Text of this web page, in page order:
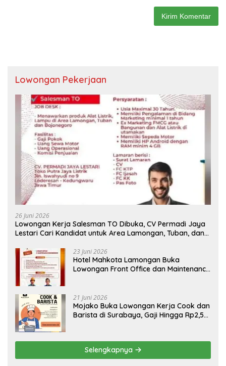
Lowongan Pekerjaan
26 Juni 2026
Lowongan Kerja Salesman TO Dibuka, CV Permadi Jaya
Lestari Cari Kandidat untuk Area Lamongan, Tuban, dan
23 Juni 2026
Hotel Mahkota Lamongan Buka
Lowongan Front Office dan Maintenance
21 Juni 2026
Mojako Buka Lowongan Kerja Cook dan
Barista di Surabaya, Gaji Hingga Rp2,5
Selengkapnya